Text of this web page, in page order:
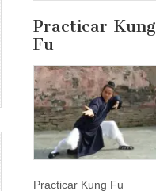
Practicar Kung
Fu
Practicar Kung Fu